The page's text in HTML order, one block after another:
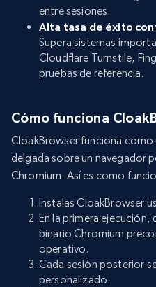
entre sesiones.
Alta tasa de éxito
Supera sistemas
Cloudflare Turnstile,
pruebas de referencia.
Cómo funciona
CloakBrowser funciona
delgada sobre un navegador
Chromium. Así es como
Instalas CloakBrowser
En la primera
binario Chromium
operativo.
Cada sesión posterior
personalizado.